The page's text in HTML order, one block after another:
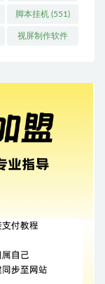
脚本挂机 (551)
视屏制作软件